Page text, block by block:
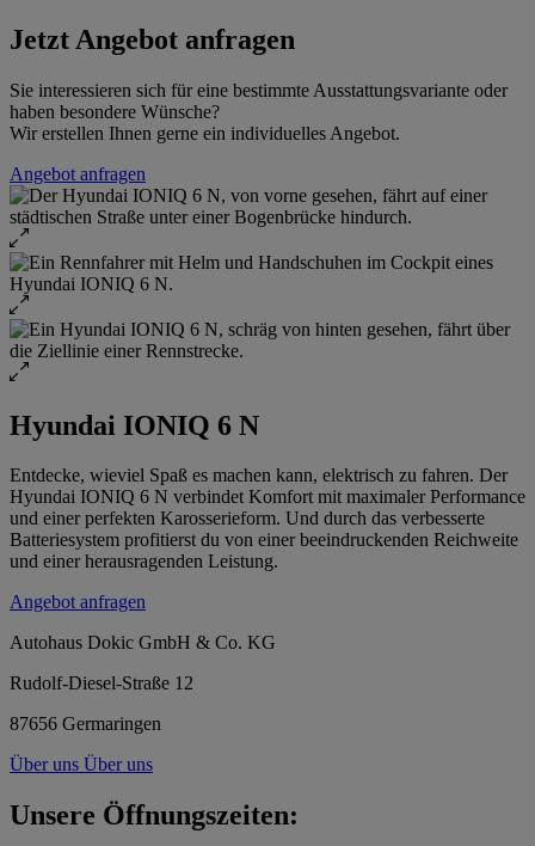
Jetzt Angebot anfragen
Sie interessieren sich für eine bestimmte Ausstattungsvariante oder
haben besondere Wünsche?
Wir erstellen Ihnen gerne ein individuelles Angebot.
Angebot anfragen
Hyundai IONIQ 6 N
Entdecke, wieviel Spaß es machen kann, elektrisch zu fahren. Der
Hyundai IONIQ 6 N verbindet Komfort mit maximaler Performance
und einer perfekten Karosserieform. Und durch das verbesserte
Batteriesystem profitierst du von einer beeindruckenden Reichweite
und einer herausragenden Leistung.
Angebot anfragen
Autohaus Dokic GmbH & Co. KG
Rudolf-Diesel-Straße 12
87656 Germaringen
Über uns Über uns
Unsere Öffnungszeiten: